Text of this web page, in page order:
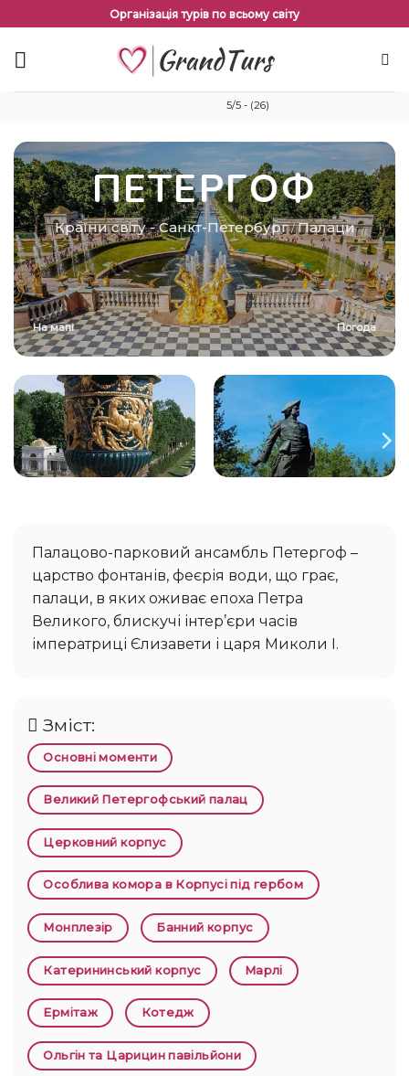
змісту
Організація турів по всьому світу
5/5 - (26)
ПЕТЕРГОФ
Країни світу-Санкт-Петербург / Палаци
На мапі Погода
Палацово-парковий ансамбль Петергоф –
царство фонтанів, феєрія води, що грає,
палаци, в яких оживає епоха Петра
Великого, блискучі інтер’єри часів
імператриці Єлизавети і царя Миколи I.
Зміст:
Основні моменти
Великий Петергофський палац
Церковний корпус
Особлива комора в Корпусі під гербом
Монплезір Банний корпус
Катерининський корпус Марлі
Ермітаж Котедж
Ольгін та Царицин павільйони